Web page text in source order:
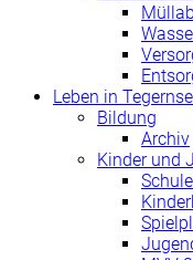
Leben in
Bildung
Archiv
Kinder und